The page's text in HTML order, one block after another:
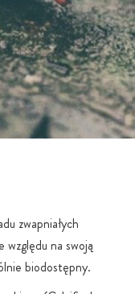
zwapniałych
na swoją
biodostępny.